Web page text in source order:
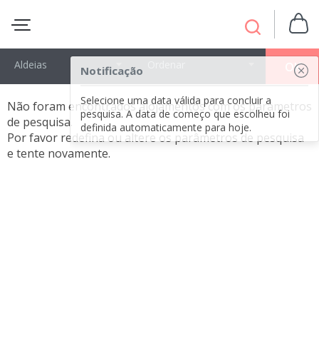
Notificação
Selecione uma data válida para concluir a
pesquisa. A data de começo que escolheu foi
definida automaticamente para hoje.
OK
Aldeias
Não foram encontrados alojamentos com os parâmetros
de pesquisa.
Por favor redefina ou altere os parâmetros de pesquisa
e tente novamente.